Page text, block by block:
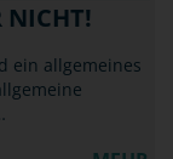
NICHT!
ein allgemeines